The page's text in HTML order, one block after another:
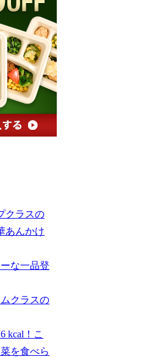
クラスの
あんかけ
な一品登
クラスの
kcal！こ
を食べら